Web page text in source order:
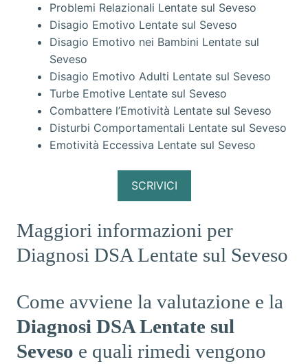
Problemi Relazionali Lentate sul Seveso
Disagio Emotivo Lentate sul Seveso
Disagio Emotivo nei Bambini Lentate sul
Seveso
Disagio Emotivo Adulti Lentate sul Seveso
Turbe Emotive Lentate sul Seveso
Combattere l’Emotività Lentate sul Seveso
Disturbi Comportamentali Lentate sul Seveso
Emotività Eccessiva Lentate sul Seveso
SCRIVICI
Maggiori informazioni per
Diagnosi DSA Lentate sul Seveso
Come avviene la valutazione e la
Diagnosi DSA Lentate sul
Seveso e quali rimedi vengono